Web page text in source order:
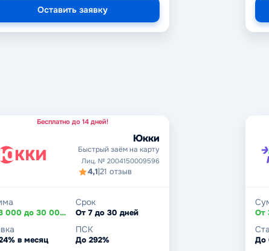
Оставить заявку
Бесплатно до 14 дней!
Юкки
Быстрый заём на карту
Лиц. № 2004150009596
4,1|21 отзыв
От 3 000 до 30 000 ₽
Срок
От 7 до 30 дней
в месяц
ПСК
До 292% До